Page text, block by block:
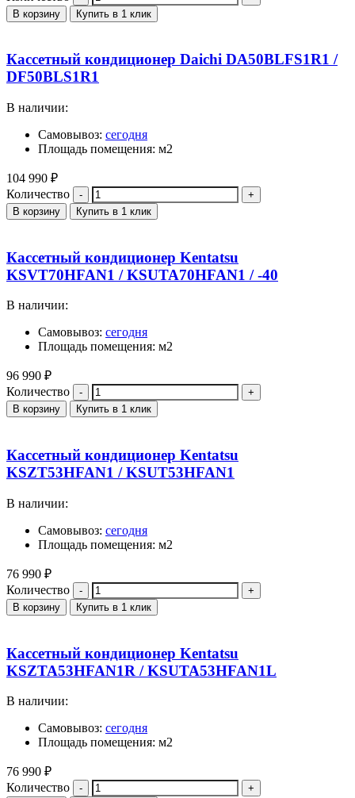
В корзину Купить в 1 клик
Кассетный кондиционер Daichi DA50BLFS1R1 /
DF50BLS1R1
В наличии:
Самовывоз: сегодня
Площадь помещения: м2
104 990 ₽
Количество
В корзину Купить в 1 клик
Кассетный кондиционер Kentatsu
KSVT70HFAN1 / KSUTA70HFAN1 / -40
В наличии:
Самовывоз: сегодня
Площадь помещения: м2
96 990 ₽
Количество
В корзину Купить в 1 клик
Кассетный кондиционер Kentatsu
KSZT53HFAN1 / KSUT53HFAN1
В наличии:
Самовывоз: сегодня
Площадь помещения: м2
76 990 ₽
Количество
В корзину Купить в 1 клик
Кассетный кондиционер Kentatsu
KSZTA53HFAN1R / KSUTA53HFAN1L
В наличии:
Самовывоз: сегодня
Площадь помещения: м2
76 990 ₽
Количество